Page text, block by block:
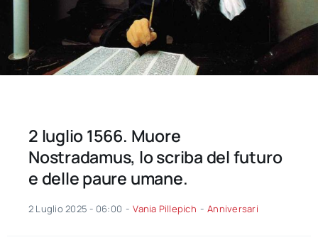
2 luglio 1566. Muore
Nostradamus, lo scriba del futuro
e delle paure umane.
2 Luglio 2025 - 06:00 - Vania Pillepich - Anniversari